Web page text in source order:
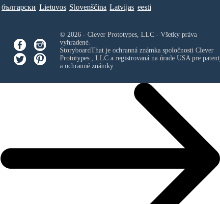
български Lietuvos Slovenščina Latvijas eesti
© 2026 - Clever Prototypes, LLC - Všetky práva
vyhradené.
StoryboardThat je ochranná známka spoločnosti Clever
Prototypes , LLCa registrovaná na úrade USA pre
a ochranné známky